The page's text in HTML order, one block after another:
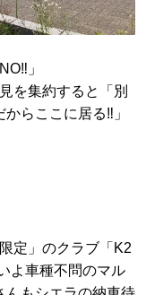
」
を集約すると「別
らここに居る‼︎」
定」のクラブ「K2
よ車種不問のマル